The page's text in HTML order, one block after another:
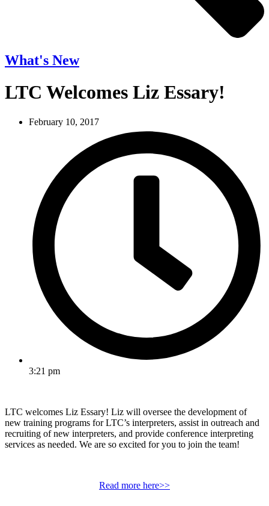
What's New
LTC Welcomes Liz Essary!
February 10, 2017
3:21 pm
LTC welcomes Liz Essary! Liz will oversee the development of
new training programs for LTC’s interpreters, assist in outreach and
recruiting of new interpreters, and provide conference interpreting
services as needed. We are so excited for you to join the team!
Read more here>>